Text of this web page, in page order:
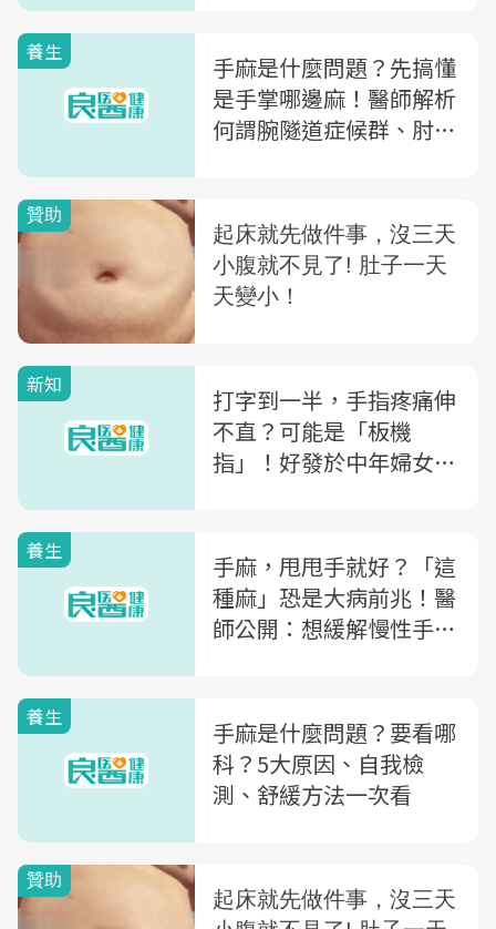
養生
手麻是什麼問題？先搞懂
是手掌哪邊麻！醫師解析
何謂腕隧道症候群、肘隧
新知
打字到一半，手指疼痛伸
不直？可能是「板機
指」！好發於中年婦女，
養生
手麻，甩甩手就好？「這
種麻」恐是大病前兆！醫
師公開：想緩解慢性手
養生
手麻是什麼問題？要看哪
科？5大原因、自我檢
測、舒緩方法一次看